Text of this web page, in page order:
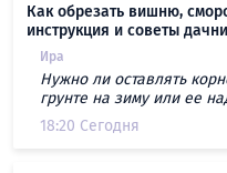
Как обрезать вишню,
инструкция и советы
Ира
Нужно ли оставлять
грунте на зиму или ее
18:20 Сегодня